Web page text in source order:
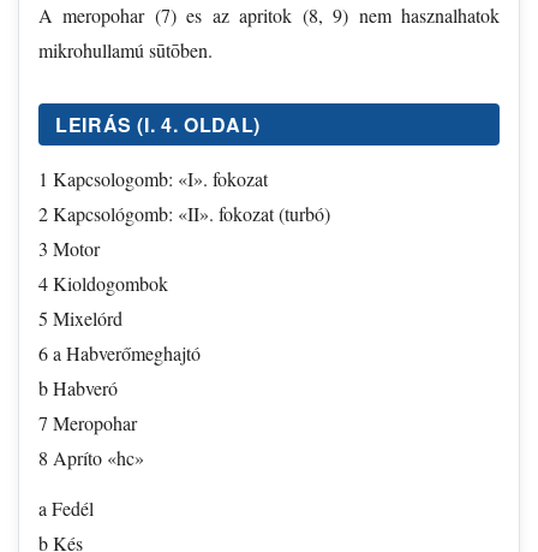
A meropohar (7) es az apritok (8, 9) nem hasznalhatok
mikrohullamú sūtōben.
LEIRÁS (I. 4. OLDAL)
1 Kapcsologomb: «I». fokozat
2 Kapcsológomb: «II». fokozat (turbó)
3 Motor
4 Kioldogombok
5 Mixelórd
6 a Habverőmeghajtó
b Habveró
7 Meropohar
8 Apríto «hc»
a Fedél
b Kés